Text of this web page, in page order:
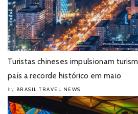
Turistas chineses impulsionam
país a recorde histórico em maio
by BRASIL TRAVEL NEWS